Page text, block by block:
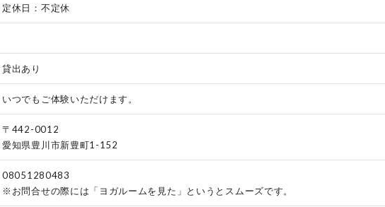
定休日：不定休
貸出あり
いつでもご体験いただけます。
〒442-0012
愛知県豊川市新豊町1-152
08051280483
※お問合せの際には「ヨガルームを見た」というとスムーズです。